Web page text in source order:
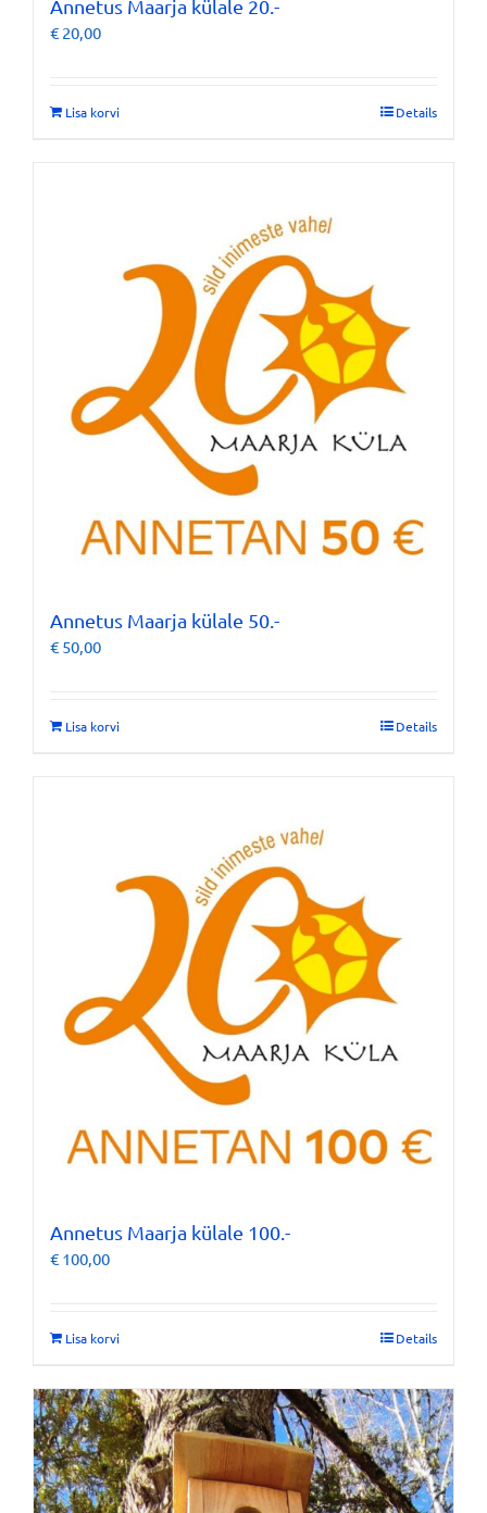
Annetus Maarja külale 20.-
€ 20,00
Lisa korvi Details
Annetus Maarja külale 50.-
€ 50,00
Lisa korvi Details
Annetus Maarja külale 100.-
€ 100,00
Lisa korvi Details